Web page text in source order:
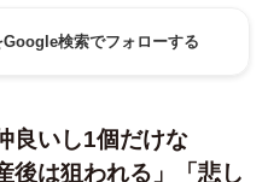
Google検索でフォローする
良いし1個だけな
は狙われる」「悲し